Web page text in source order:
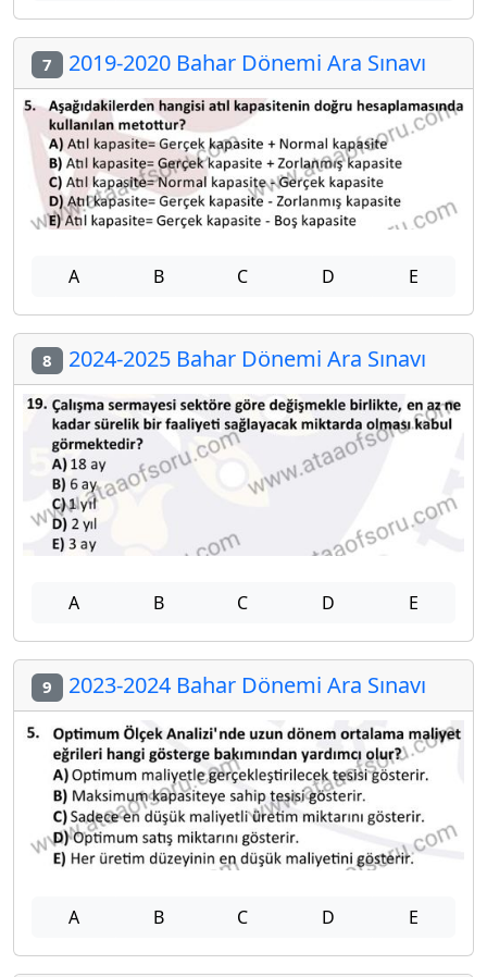
7 2019-2020 Bahar Dönemi Ara Sınavı
A B C D E
8 2024-2025 Bahar Dönemi Ara Sınavı
A B C D E
9 2023-2024 Bahar Dönemi Ara Sınavı
A B C D E